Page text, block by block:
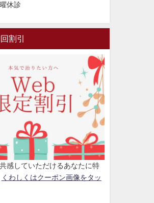
休診
割引
感していただけるあなたに特
くわしくはクーポン画像をタッ